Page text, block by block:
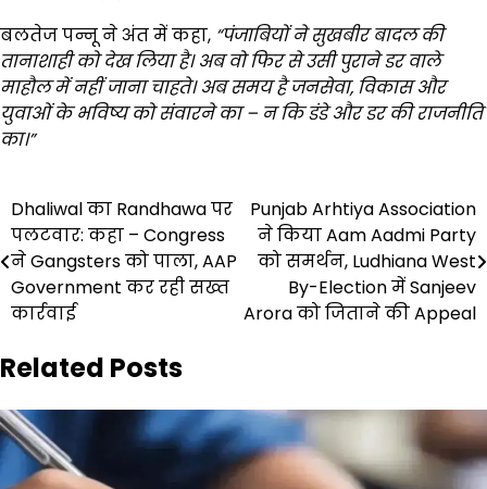
बलतेज पन्नू ने अंत में कहा, “पंजाबियों ने सुखबीर बादल की
तानाशाही को देख लिया है। अब वो फिर से उसी पुराने डर वाले
माहौल में नहीं जाना चाहते। अब समय है जनसेवा, विकास और
युवाओं के भविष्य को संवारने का – न कि डंडे और डर की राजनीति
का।”
Post
navigation
Dhaliwal का Randhawa पर
पलटवार: कहा – Congress
ने Gangsters को पाला, AAP
Government कर रही सख्त
कार्रवाई
Punjab Arhtiya Association
ने किया Aam Aadmi Party
को समर्थन, Ludhiana West
By-Election में Sanjeev
Arora को जिताने की Appeal
Related Posts